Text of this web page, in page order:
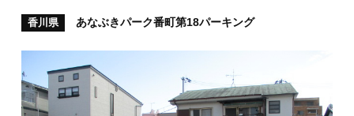
香川県 あなぶきパーク番町第18パーキング